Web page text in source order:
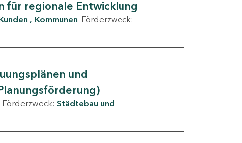
für regionale Entwicklung
Kommunen Förderzweck:
und
Förderzweck: Städtebau und